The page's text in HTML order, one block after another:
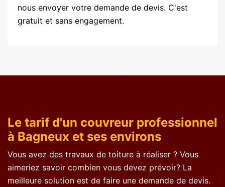
nous envoyer votre demande de devis. C'est
gratuit et sans engagement.
Le tarif d'un couvreur professionnel
à Bagneux et ses environs
Vous avez des travaux de toiture à réaliser ? Vous
aimeriez savoir combien vous devez prévoir? La
meilleure solution est de faire une demande de devis.